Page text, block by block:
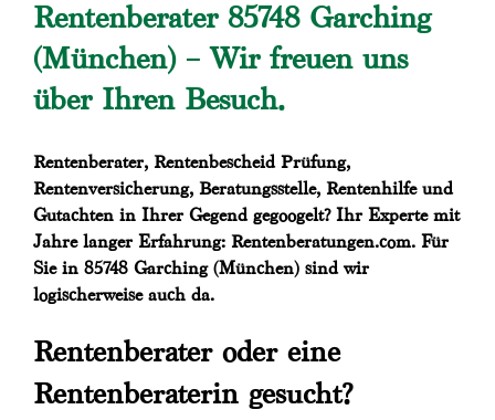
Rentenberater 85748 Garching
(München) – Wir freuen uns
über Ihren Besuch.
Rentenberater, Rentenbescheid Prüfung,
Rentenversicherung, Beratungsstelle, Rentenhilfe und
Gutachten in Ihrer Gegend gegoogelt? Ihr Experte mit
Jahre langer Erfahrung: Rentenberatungen.com. Für
Sie in 85748 Garching (München) sind wir
logischerweise auch da.
Rentenberater oder eine
Rentenberaterin gesucht?